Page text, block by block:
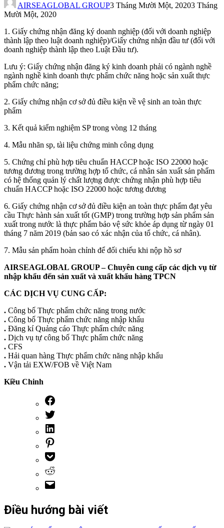
AIRSEAGLOBAL GROUP3 Tháng Mười Một, 20203 Tháng
Mười Một, 2020
1. Giấy chứng nhận đăng ký doanh nghiệp (đối với doanh nghiệp
thành lập theo luật doanh nghiệp)/Giấy chứng nhận đầu tư (đối với
doanh nghiệp thành lập theo Luật Đầu tư).
Lưu ý: Giấy chứng nhận đăng ký kinh doanh phải có ngành nghề
ngành nghề kinh doanh thực phẩm chức năng hoặc sản xuất thực
phẩm chức năng;
2. Giấy chứng nhận cơ sở đủ điều kiện về vệ sinh an toàn thực
phẩm
3. Kết quả kiểm nghiệm SP trong vòng 12 tháng
4. Mẫu nhãn sp, tài liệu chứng minh công dụng
5. Chứng chỉ phù hợp tiêu chuẩn HACCP hoặc ISO 22000 hoặc
tương đương trong trường hợp tổ chức, cá nhân sản xuất sản phẩm
có hệ thống quản lý chất lượng được chứng nhận phù hợp tiêu
chuẩn HACCP hoặc ISO 22000 hoặc tương đương
6. Giấy chứng nhận cơ sở đủ điều kiện an toàn thực phẩm đạt yêu
cầu Thực hành sản xuất tốt (GMP) trong trường hợp sản phẩm sản
xuất trong nước là thực phẩm bảo vệ sức khỏe áp dụng từ ngày 01
tháng 7 năm 2019 (bản sao có xác nhận của tổ chức, cá nhân).
7. Mẫu sản phẩm hoàn chỉnh để đối chiếu khi nộp hồ sơ
AIRSEAGLOBAL GROUP – Chuyên cung cấp các dịch vụ từ
nhập khẩu đến sản xuất và xuất khẩu hàng TPCN
CÁC DỊCH VỤ CUNG CẤP:
. Công bố Thực phẩm chức năng trong nước
. Công bố Thực phẩm chức năng nhập khẩu
. Đăng kí Quảng cáo Thực phẩm chức năng
. Dịch vụ tự công bố Thực phẩm chức năng
. CFS
. Hải quan hàng Thực phẩm chức năng nhập khẩu
. Vận tải EXW/FOB về Việt Nam
Kiều Chinh
Điều hướng bài viết